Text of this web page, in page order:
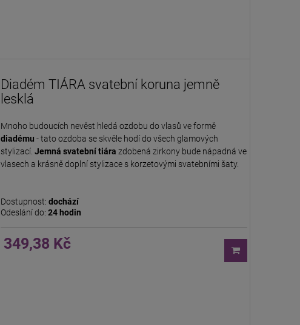
Diadém TIÁRA svatební koruna jemně
lesklá
Mnoho budoucích nevěst hledá ozdobu do vlasů ve formě
diadému - tato ozdoba se skvěle hodí do všech glamových
stylizací. Jemná svatební tiára zdobená zirkony bude nápadná ve
vlasech a krásně doplní stylizace s korzetovými svatebními šaty.
Dostupnost: dochází
Odeslání do: 24 hodin
349,38 Kč